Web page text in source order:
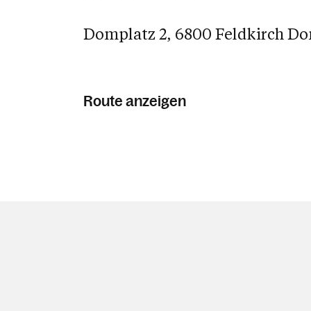
Domplatz 2, 6800 Feldkirch
Route anzeigen